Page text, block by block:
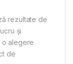
rezultate de
și
alegere
de